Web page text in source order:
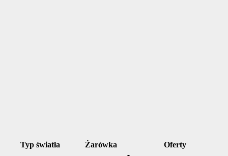
Typ światła Żarówka Oferty